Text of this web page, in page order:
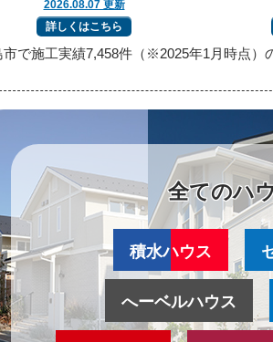
2026.08.07 更新
詳しくはこちら
市で施工実績7,458件（※2025年1月時点）
全てのハ
積水ハウス
へーベルハウス